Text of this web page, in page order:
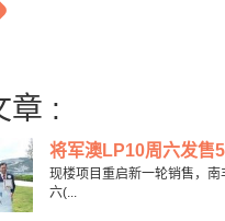
章 :
将军澳LP10周六发售
现楼项目重启新一轮销售，
六(...